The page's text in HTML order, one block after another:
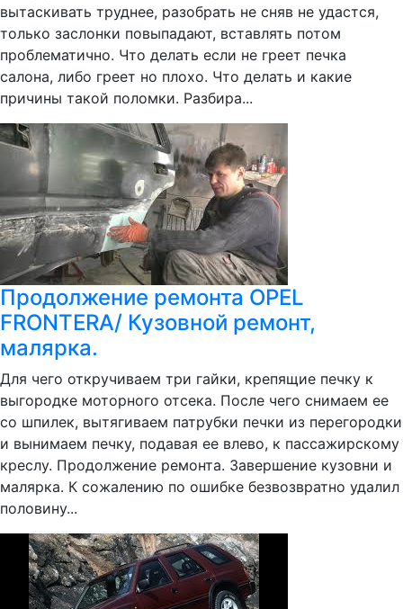
вытаскивать труднее, разобрать не сняв не удастся,
только заслонки повыпадают, вставлять потом
проблематично. Что делать если не греет печка
салона, либо греет но плохо. Что делать и какие
причины такой поломки. Разбира...
Продолжение ремонта OPEL
FRONTERA/ Кузовной ремонт,
малярка.
Для чего откручиваем три гайки, крепящие печку к
выгородке моторного отсека. После чего снимаем ее
со шпилек, вытягиваем патрубки печки из перегородки
и вынимаем печку, подавая ее влево, к пассажирскому
креслу. Продолжение ремонта. Завершение кузовни и
малярка. К сожалению по ошибке безвозвратно удалил
половину...